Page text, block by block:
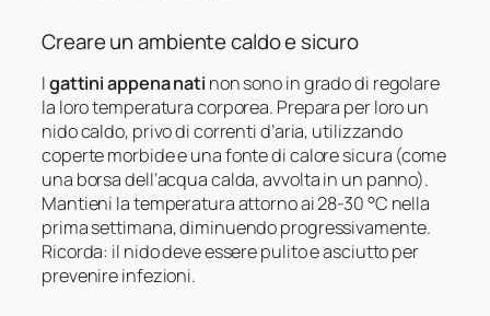
Creare un ambiente caldo e sicuro
Igattini appena nati non sono in grado di regolare
la loro temperatura corporea. Prepara per loro un
nido caldo, privo di correnti d’aria, utilizzando
coperte morbide e una fonte di calore sicura (come
una borsa dell’acqua calda, avvolta in un panno).
Mantieni la temperatura attorno ai 28-30 °C nella
prima settimana, diminuendo progressivamente.
Ricorda: il nido deve essere pulito e asciutto per
prevenire infezioni.